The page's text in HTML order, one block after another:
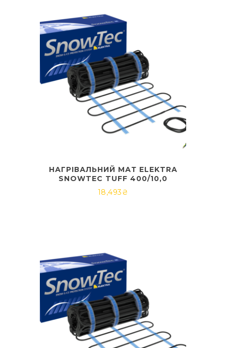
НАГРІВАЛЬНИЙ МАТ ELEKTRA
SNOWTEC TUFF 400/10,0
18,493₴